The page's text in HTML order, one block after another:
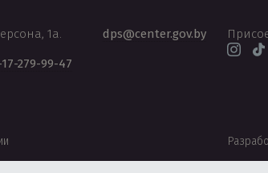
1а.
17-279-99-47
dps@center.gov.by